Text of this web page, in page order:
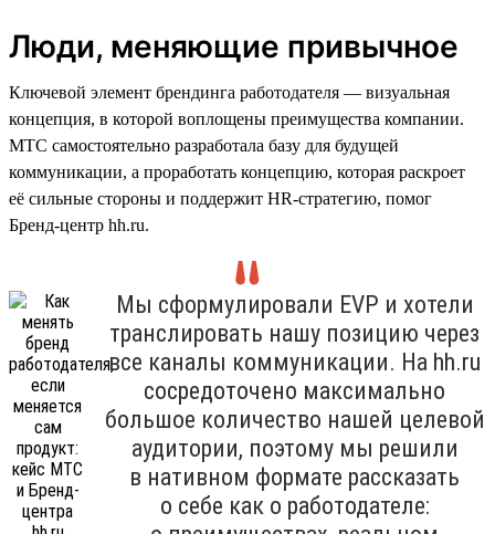
Люди, меняющие привычное
Ключевой элемент брендинга работодателя — визуальная
концепция, в которой воплощены преимущества компании.
МТС самостоятельно разработала базу для будущей
коммуникации, а проработать концепцию, которая раскроет
её сильные стороны и поддержит HR-стратегию, помог
Бренд-центр hh.ru.
Мы сформулировали EVP и хотели
транслировать нашу позицию через
все каналы коммуникации. На hh.ru
сосредоточено максимально
большое количество нашей целевой
аудитории, поэтому мы решили
в нативном формате рассказать
о себе как о работодателе: